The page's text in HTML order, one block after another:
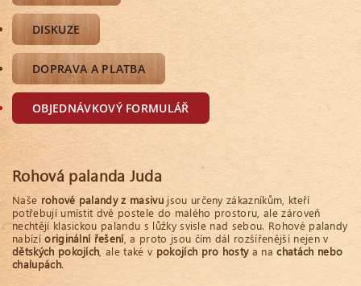
DISKUZE
DOPRAVA A PLATBA
OBJEDNÁVKOVÝ FORMULÁŘ
Rohová palanda Juda
Naše rohové palandy z masivu jsou určeny zákazníkům, kteří
potřebují umístit dvě postele do malého prostoru, ale zároveň
nechtějí klasickou palandu s lůžky svisle nad sebou. Rohové palandy
nabízíoriginální řešení, a proto jsou čím dál rozšířenější nejen v
dětských pokojích , ale také v pokojích pro hostya nachatách nebo
chalupách.